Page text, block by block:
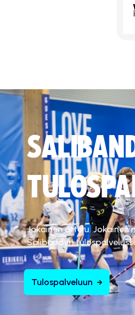
Jokainen ottelu. Jokainen
Salibandyn
Tulospalveluun